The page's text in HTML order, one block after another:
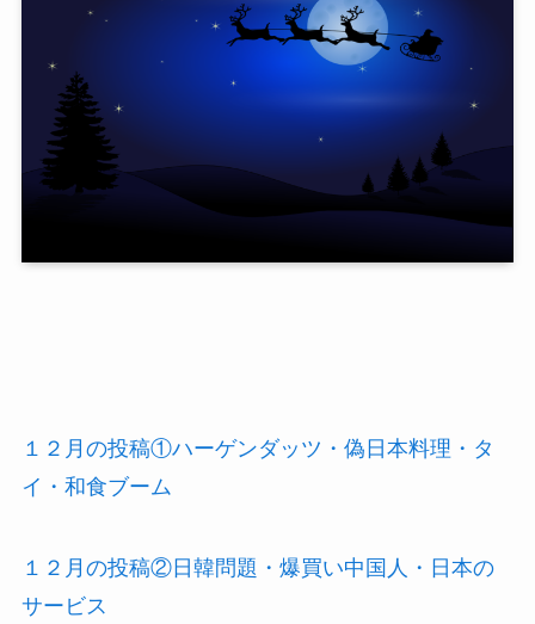
１２月の投稿①ハーゲンダッツ・偽日本料理・タ
イ・和食ブーム
１２月の投稿②日韓問題・爆買い中国人・日本の
サービス